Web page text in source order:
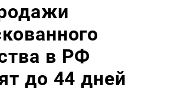
в РФ
до 44 дней